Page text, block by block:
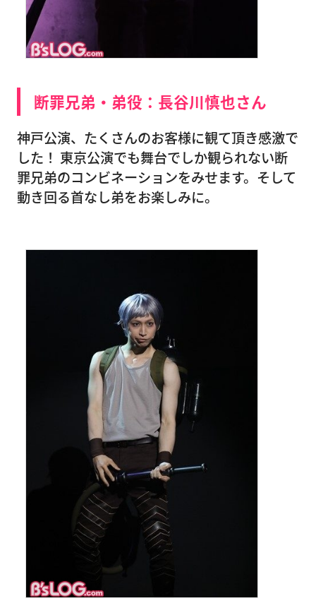
断罪兄弟・弟役：長谷川慎也さん
神戸公演、たくさんのお客様に観て頂き感激で
した！ 東京公演でも舞台でしか観られない断
罪兄弟のコンビネーションをみせます。そして
動き回る首なし弟をお楽しみに。